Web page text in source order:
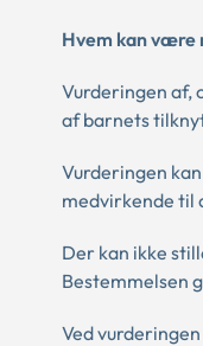
Hvem kan
Vurderingen af,
af barnets
Vurderingen
medvirkende til
Der kan ikke
Bestemmelsen
Ved